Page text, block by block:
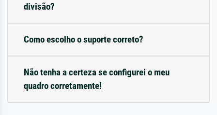
divisão?
Como escolho o suporte correto?
Não tenha a certeza se configurei o meu
quadro corretamente!